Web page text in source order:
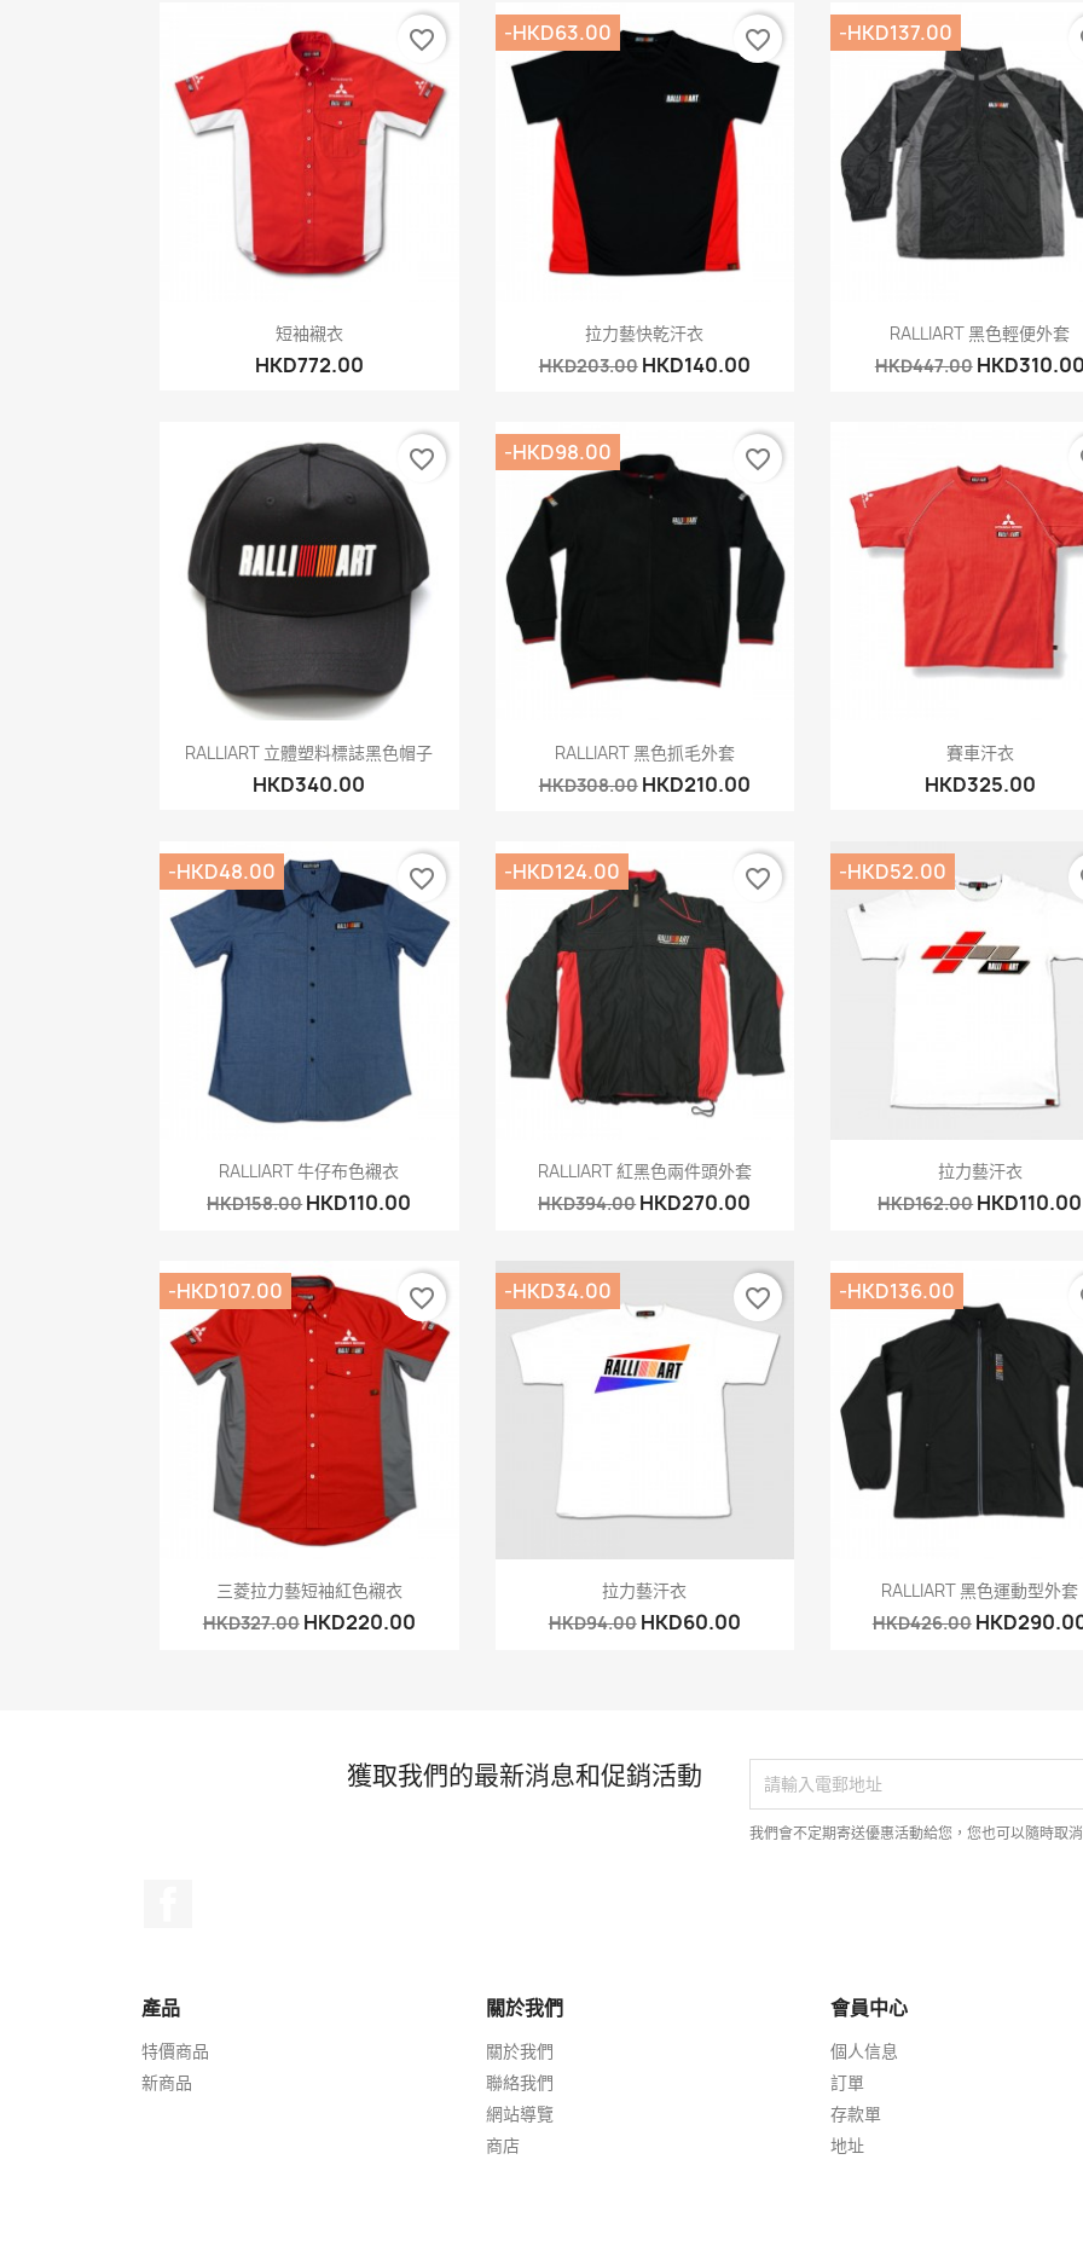
快速查看
短袖襯衣
HKD772.00
favorite_border
快速查看
拉力藝快乾汗衣
HKD203.00 HKD140.00
-HKD63.00 favorite_border
快速查看
RALLIART 黑色輕便外套
HKD447.00 HKD310.00
-HKD137.00
快速查看
RALLIART 立體塑料標誌黑色帽子
HKD340.00
favorite_border
快速查看
RALLIART 黑色抓毛外套
HKD308.00 HKD210.00
-HKD98.00 favorite_border
快速查看
賽車汗衣
HKD325.00
快速查看
RALLIART 牛仔布色襯衣
HKD158.00HKD110.00
-HKD48.00 favorite_border
快速查看
RALLIART 紅黑色兩件頭外套
HKD394.00HKD270.00
-HKD124.00 favorite_border
快速查看
拉力藝汗衣
HKD162.00HKD110.00
-HKD52.00
快速查看
三菱拉力藝短袖紅色襯衣
HKD327.00 HKD220.00
-HKD107.00 favorite_border
快速查看
拉力藝汗衣
HKD94.00 HKD60.00
-HKD34.00 favorite_border
快速查看
RALLIART 黑色運動型外套
HKD426.00
-HKD136.00
獲取我們的最新消息和促銷活動
我們會不定期寄送優惠活動給您，您也可以隨時取消
產品
特價商品
新商品
關於我們
關於我們
聯絡我們
網站導覽
商店
會員中心
個人信息
訂單
存款單
地址